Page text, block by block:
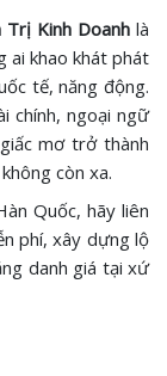
Trị Kinh Doanh là
ai khao khát phát
tế, năng động.
chính, ngoại ngữ
mơ trở thành
còn xa.
Quốc, hãy liên
phí, xây dựng lộ
danh giá tại xứ